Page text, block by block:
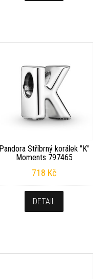
Pandora Stříbrný korálek "K"
Moments 797465
718 Kč
DETAIL